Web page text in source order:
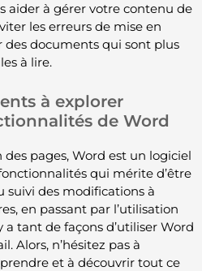
aider à gérer votre contenu de
les erreurs de mise en
des documents qui sont plus
à lire.
à explorer
de Word
pages, Word est un logiciel
qui mérite d’être
suivi des modifications à
en passant par l’utilisation
a tant de façons d’utiliser Word
Alors, n’hésitez pas à
et à découvrir tout ce